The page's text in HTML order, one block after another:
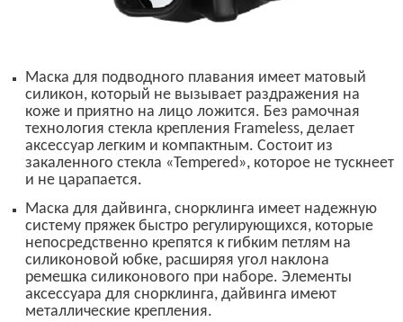
Маска для подводного плавания имеет матовый
силикон, который не вызывает раздражения на
коже и приятно на лицо ложится. Без рамочная
технология стекла крепления Frameless, делает
аксессуар легким и компактным. Состоит из
закаленного стекла «Tempered», которое не тускнеет
и не царапается.
Маска для дайвинга, снорклинга имеет надежную
систему пряжек быстро регулирующихся, которые
непосредственно крепятся к гибким петлям на
силиконовой юбке, расширяя угол наклона
ремешка силиконового при наборе. Элементы
аксессуара для снорклинга, дайвинга имеют
металлические крепления.